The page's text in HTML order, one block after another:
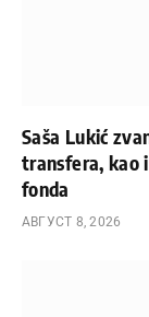
Saša Lukić
transfera, kao
fonda
АВГУСТ 8, 2026